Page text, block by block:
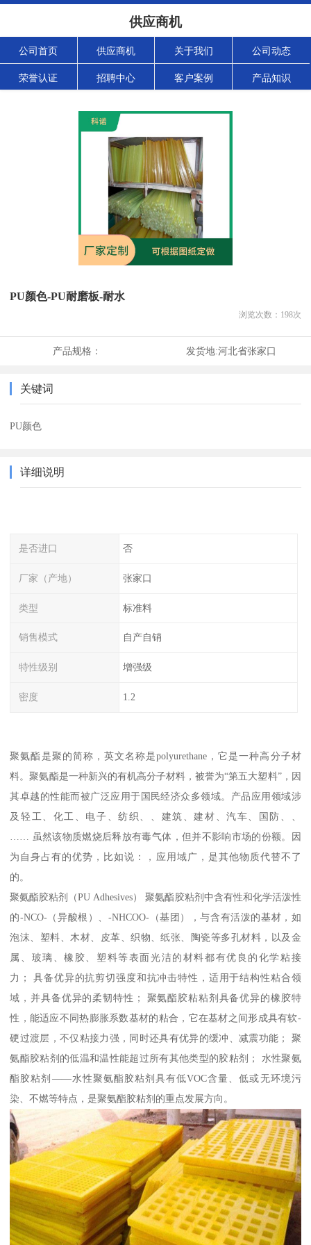
供应商机
公司首页 供应商机 关于我们 公司动态
荣誉认证 招聘中心 客户案例 产品知识
PU颜色-PU耐磨板-耐水
浏览次数： 198次
产品规格： 发货地:河北省张家口
关键词
PU颜色
详细说明
是否进口 否
厂家（产地） 张家口
类型 标准料
销售模式 自产自销
特性级别 增强级
密度 1.2
聚氨酯是聚的简称，英文名称是polyurethane，它是一种高分子材
料。聚氨酯是一种新兴的有机高分子材料，被誉为“第五大塑料”，因
其卓越的性能而被广泛应用于国民经济众多领域。产品应用领域涉
及轻工、化工、电子、纺织、、建筑、建材、汽车、国防、、
…… 虽然该物质燃烧后释放有毒气体，但并不影响市场的份额。因
为自身占有的优势，比如说：，应用域广，是其他物质代替不了
的。
聚氨酯胶粘剂（PU Adhesives） 聚氨酯胶粘剂中含有性和化学活泼性
的-NCO-（异酸根）、-NHCOO-（基团），与含有活泼的基材，如
泡沫、塑料、木材、皮革、织物、纸张、陶瓷等多孔材料，以及金
属、玻璃、橡胶、塑料等表面光洁的材料都有优良的化学粘接
力； 具备优异的抗剪切强度和抗冲击特性，适用于结构性粘合领
域，并具备优异的柔韧特性； 聚氨酯胶粘粘剂具备优异的橡胶特
性，能适应不同热膨胀系数基材的粘合，它在基材之间形成具有软-
硬过渡层，不仅粘接力强，同时还具有优异的缓冲、减震功能； 聚
氨酯胶粘剂的低温和温性能超过所有其他类型的胶粘剂； 水性聚氨
酯胶粘剂——水性聚氨酯胶粘剂具有低VOC含量、低或无环境污
染、不燃等特点，是聚氨酯胶粘剂的重点发展方向。